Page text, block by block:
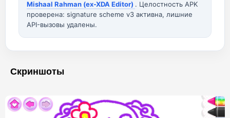
Mishaal Rahman (ex-XDA Editor) . Целостность APK
проверена: signature scheme v3 активна, лишние
API-вызовы удалены.
Скриншоты